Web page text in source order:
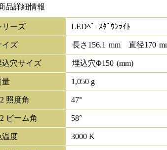
品詳細情報
リーズ LEDﾍﾞｰｽﾀﾞｳﾝﾗｲﾄ
イズ 長さ 156.1 mm 直径170
込穴サイズ 埋込穴Φ150 (mm)
量 1,050 g
照度角 47°
ビーム角 58°
温度 3000 K